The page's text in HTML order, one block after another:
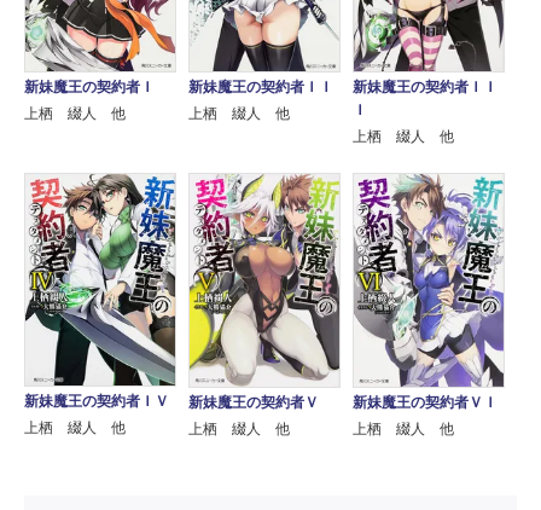
新妹魔王の契約者Ｉ
上栖 綴人 他
新妹魔王の契約者ＩＩ
上栖 綴人 他
新妹魔王の契約者ＩＩ
Ｉ
上栖 綴人 他
新妹魔王の契約者ＩＶ
上栖 綴人 他
新妹魔王の契約者Ｖ
上栖 綴人 他
新妹魔王の契約者ＶＩ
上栖 綴人 他